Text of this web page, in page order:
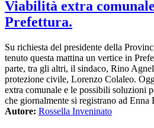
Viabilità extra
Prefettura.
Su richiesta del presidente della
tenuto questa mattina un vertice in
parte, tra gli altri, il sindaco, Rino
protezione civile, Lorenzo Colaleo.
extra comunale e le possibili soluzioni
che giornalmente si registrano ad Enna
Autore: Rossella Inveninato